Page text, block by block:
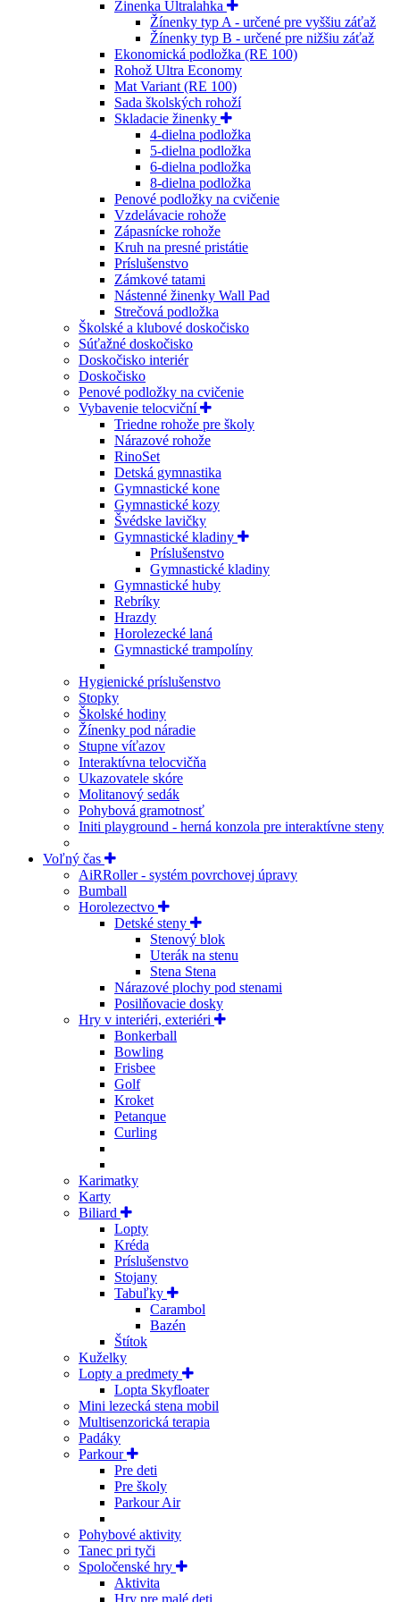
Žinenka Ultralahka
Žínenky typ A - určené pre vyššiu záťaž
Žínenky typ B - určené pre nižšiu záťaž
Ekonomická podložka (RE 100)
Rohož Ultra Economy
Mat Variant (RE 100)
Sada školských rohoží
Skladacie žinenky
4-dielna podložka
5-dielna podložka
6-dielna podložka
8-dielna podložka
Penové podložky na cvičenie
Vzdelávacie rohože
Zápasnícke rohože
Kruh na presné pristátie
Príslušenstvo
Zámkové tatami
Nástenné žinenky Wall Pad
Strečová podložka
Školské a klubové doskočisko
Súťažné doskočisko
Doskočisko interiér
Doskočisko
Penové podložky na cvičenie
Vybavenie telocviční
Triedne rohože pre školy
Nárazové rohože
RinoSet
Detská gymnastika
Gymnastické kone
Gymnastické kozy
Švédske lavičky
Gymnastické kladiny
Príslušenstvo
Gymnastické kladiny
Gymnastické huby
Rebríky
Hrazdy
Horolezecké laná
Gymnastické trampolíny
Hygienické príslušenstvo
Stopky
Školské hodiny
Žínenky pod náradie
Stupne víťazov
Interaktívna telocvičňa
Ukazovatele skóre
Molitanový sedák
Pohybová gramotnosť
Initi playground - herná konzola pre interaktívne steny
Voľný čas
AiRRoller - systém povrchovej úpravy
Bumball
Horolezectvo
Detské steny
Stenový blok
Uterák na stenu
Stena Stena
Nárazové plochy pod stenami
Posilňovacie dosky
Hry v interiéri, exteriéri
Bonkerball
Bowling
Frisbee
Golf
Kroket
Petanque
Curling
Karimatky
Karty
Biliard
Lopty
Kréda
Príslušenstvo
Stojany
Tabuľky
Carambol
Bazén
Štítok
Kuželky
Lopty a predmety
Lopta Skyfloater
Mini lezecká stena mobil
Multisenzorická terapia
Padáky
Parkour
Pre deti
Pre školy
Parkour Air
Pohybové aktivity
Tanec pri tyči
Spoločenské hry
Aktivita
Hry pre malé deti